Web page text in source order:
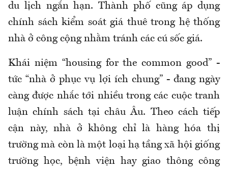
du lịch ngắn hạn. Thành phố cũng áp dụng
chính sách kiểm soát giá thuê trong hệ thống
nhà ở công cộng nhằm tránh các cú sốc giá.
Khái niệm “housing for the common good” -
tức “nhà ở phục vụ lợi ích chung” - đang ngày
càng được nhắc tới nhiều trong các cuộc tranh
luận chính sách tại châu Âu. Theo cách tiếp
cận này, nhà ở không chỉ là hàng hóa thị
trường mà còn là một loại hạ tầng xã hội giống
trường học, bệnh viện hay giao thông công